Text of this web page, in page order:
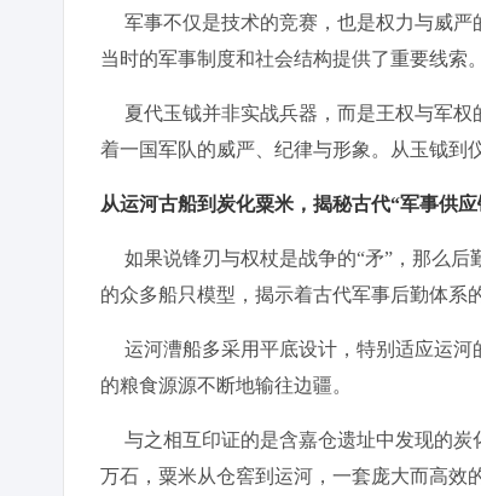
军事不仅是技术的竞赛，也是权力与威严
当时的军事制度和社会结构提供了重要线索。
夏代玉钺并非实战兵器，而是王权与军权
着一国军队的威严、纪律与形象。从玉钺到
从运河古船到炭化粟米，揭秘古代“军事供应
如果说锋刃与权杖是战争的“矛”，那么后
的众多船只模型，揭示着古代军事后勤体系
运河漕船多采用平底设计，特别适应运河
的粮食源源不断地输往边疆。
与之相互印证的是含嘉仓遗址中发现的
万石，粟米从仓窖到运河，一套庞大而高效